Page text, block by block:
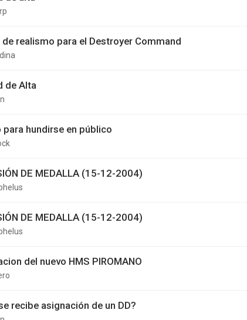
de realismo para el Destroyer Command
de Alta
para hundirse en público
DE MEDALLA (15-12-2004)
DE MEDALLA (15-12-2004)
del nuevo HMS PIROMANO
recibe asignación de un DD?